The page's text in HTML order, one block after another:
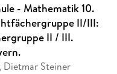
- Mathematik 10.
II/III:
II / III.
Dietmar Steiner